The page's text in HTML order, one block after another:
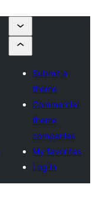
Submit a
theme
Commercial
theme
companies
My favorites
Log in